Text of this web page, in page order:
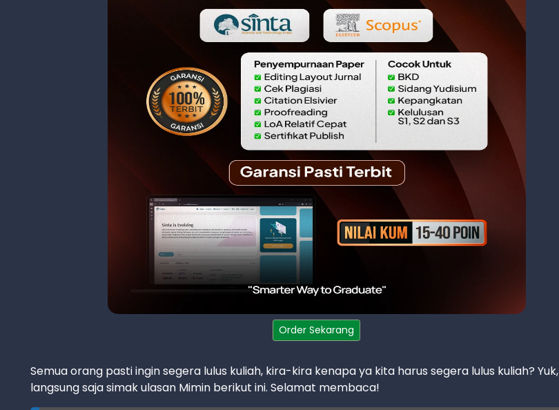
Order Sekarang
Semua orang pasti ingin segera lulus kuliah, kira-kira kenapa ya kita harus segera lulus kuliah? Yuk,
langsung saja simak ulasan Mimin berikut ini. Selamat membaca!